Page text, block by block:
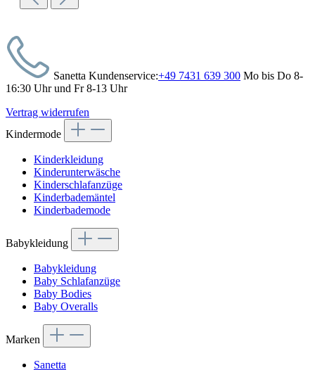
Sanetta Kundenservice:+49 7431 639 300 Mo bis Do 8-
16:30 Uhr und Fr 8-13 Uhr
Vertrag widerrufen
Kindermode
Kinderkleidung
Kinderunterwäsche
Kinderschlafanzüge
Kinderbademäntel
Kinderbademode
Babykleidung
Babykleidung
Baby Schlafanzüge
Baby Bodies
Baby Overalls
Marken
Sanetta